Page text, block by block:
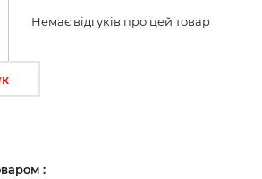
Немає відгуків про цей товар
: